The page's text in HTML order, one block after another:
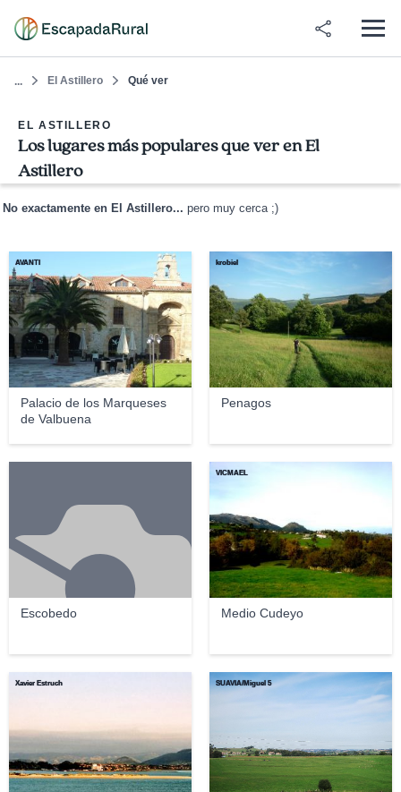
... El Astillero Qué ver
EL ASTILLERO
Los lugares más populares que ver en El
Astillero
No exactamente en El Astillero... pero muy cerca ;)
Palacio de los Marqueses
de Valbuena
AVANTI
Penagos
krobiel
Escobedo Medio Cudeyo
VICMAEL
Xavier Estruch SUAVIA/Miguel 5